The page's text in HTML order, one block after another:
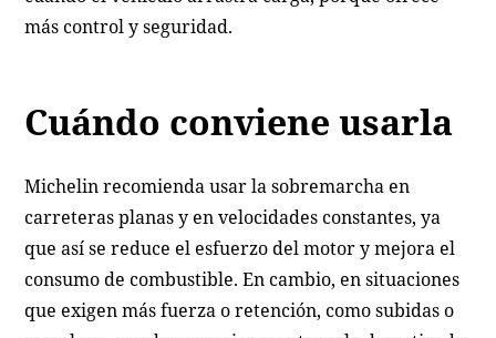
más control y seguridad.
Cuándo conviene usarla
Michelin recomienda usar la sobremarcha en
carreteras planas y en velocidades constantes, ya
que así se reduce el esfuerzo del motor y mejora el
consumo de combustible. En cambio, en situaciones
que exigen más fuerza o retención, como subidas o